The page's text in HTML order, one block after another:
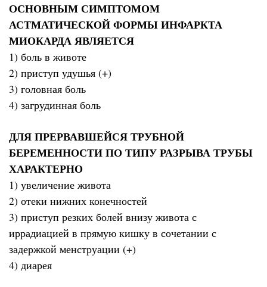
ОСНОВНЫМ СИМПТОМОМ
АСТМАТИЧЕСКОЙ ФОРМЫ ИНФАРКТА
МИОКАРДА ЯВЛЯЕТСЯ
1) боль в животе
2) приступ удушья (+)
3) головная боль
4) загрудинная боль
ДЛЯ ПРЕРВАВШЕЙСЯ ТРУБНОЙ
БЕРЕМЕННОСТИ ПО ТИПУ РАЗРЫВА ТРУБЫ
ХАРАКТЕРНО
1) увеличение живота
2) отеки нижних конечностей
3) приступ резких болей внизу живота с
иррадиацией в прямую кишку в сочетании с
задержкой менструации (+)
4) диарея